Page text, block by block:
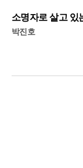
소명자로 살고 있
박진호